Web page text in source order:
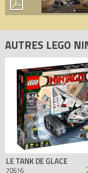
AUTRES LEGO
LE TANK DE GLACE
70616